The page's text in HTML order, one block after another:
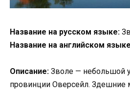
Название на русском языке:
Название на английском
Описание: Зволе — небольшой
провинции Оверсейл. Здешние